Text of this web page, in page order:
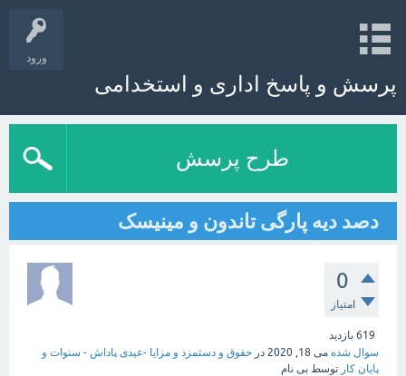
ورود
پرسش و پاسخ اداری و استخدامی
طرح پرسش
دصد دیه پارگی تاندون و مینیسک
0
امتیاز
619 بازدید
سوال شده می 18, 2020 در حقوق و دستمزد و مزایا -عیدی پاداش - سنوات و
پایان کار توسط بی نام